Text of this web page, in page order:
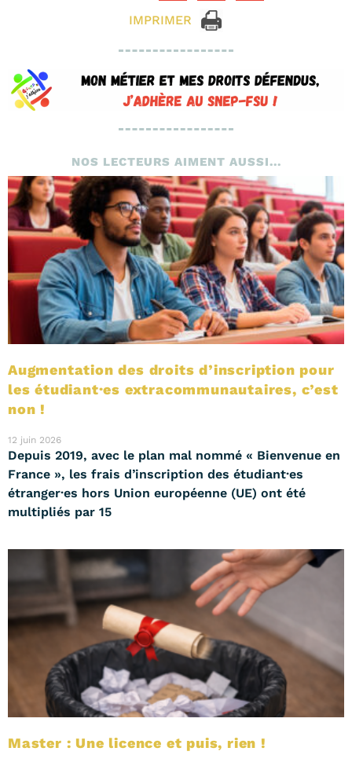
IMPRIMER
NOS LECTEURS AIMENT AUSSI...
Augmentation des droits d’inscription pour
les étudiant·es extracommunautaires, c’est
non !
12 juin 2026
Depuis 2019, avec le plan mal nommé « Bienvenue en
France », les frais d’inscription des étudiant·es
étranger·es hors Union européenne (UE) ont été
multipliés par 15
Master : Une licence et puis, rien !